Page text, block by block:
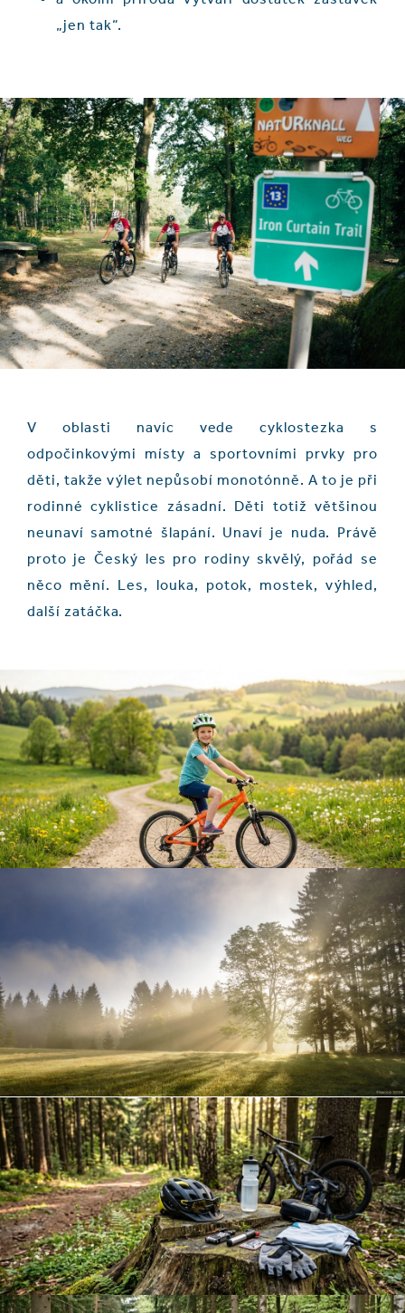
„jen tak“.
V oblasti navíc vede cyklostezka s
odpočinkovými místy a sportovními prvky pro
děti, takže výlet nepůsobí monotónně. A to je při
rodinné cyklistice zásadní. Děti totiž většinou
neunaví samotné šlapání. Unaví je nuda. Právě
proto je Český les pro rodiny skvělý, pořád se
něco mění. Les, louka, potok, mostek, výhled,
další zatáčka.